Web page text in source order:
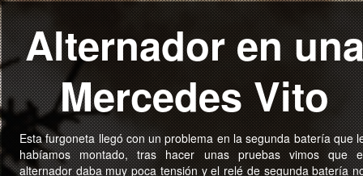
Alternador en
Mercedes Vito
Esta furgoneta llegó con un problema en la segunda batería que
habíamos montado, tras hacer unas pruebas vimos que
alternador daba muy poca tensión y el relé de segunda batería